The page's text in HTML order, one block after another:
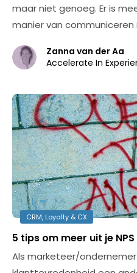
maar niet genoeg. Er is
manier van
Zanna van der Aa
Accelerate In
CRM, Loyalty & CX
5 tips om meer uit je
Als marketeer/